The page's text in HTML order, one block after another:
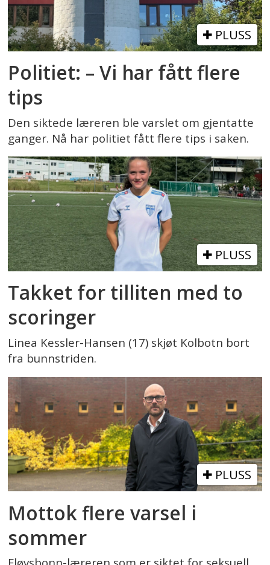
PLUSS
Politiet: – Vi har fått flere
tips
Den siktede læreren ble varslet om gjentatte
ganger. Nå har politiet fått flere tips i saken.
PLUSS
Takket for tilliten med to
scoringer
Linea Kessler-Hansen (17) skjøt Kolbotn bort
fra bunnstriden.
PLUSS
Mottok flere varsel i
sommer